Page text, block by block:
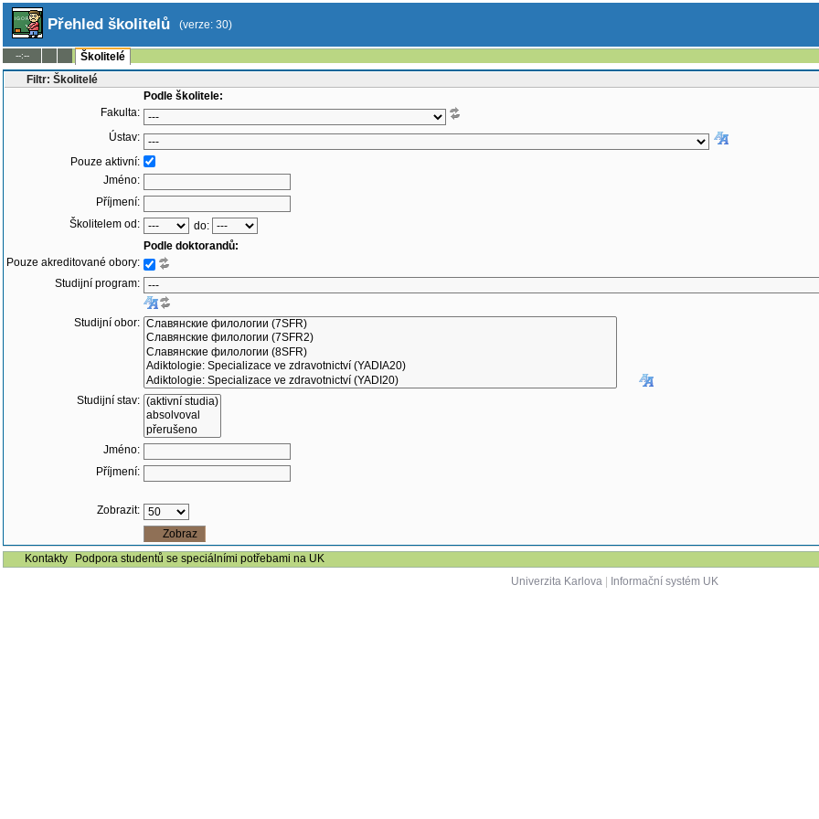
Přehled školitelů (verze: 30)
--:--
Školitelé
Filtr: Školitelé
Podle školitele:
Fakulta:
Ústav:
Pouze aktivní:
Jméno:
Příjmení:
Školitelem od:
do:
Podle doktorandů:
Pouze akreditované obory:
Studijní program:
Studijní obor:
Studijní stav:
Jméno:
Příjmení:
Zobrazit:
Kontakty
Podpora studentů se speciálními potřebami na UK
Univerzita Karlova| Informační systém UK